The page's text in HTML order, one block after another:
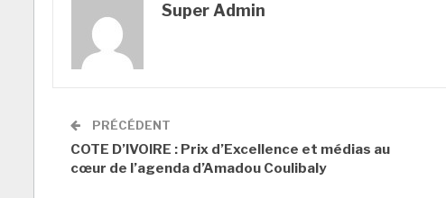
Super Admin
PRÉCÉDENT
COTE D’IVOIRE : Prix d’Excellence et médias au
cœur de l’agenda d’Amadou Coulibaly